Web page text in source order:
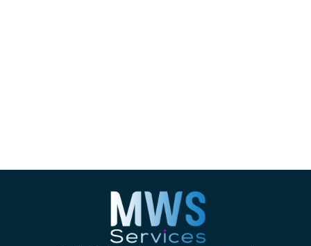
LinkedIn YouTube WhatsApp